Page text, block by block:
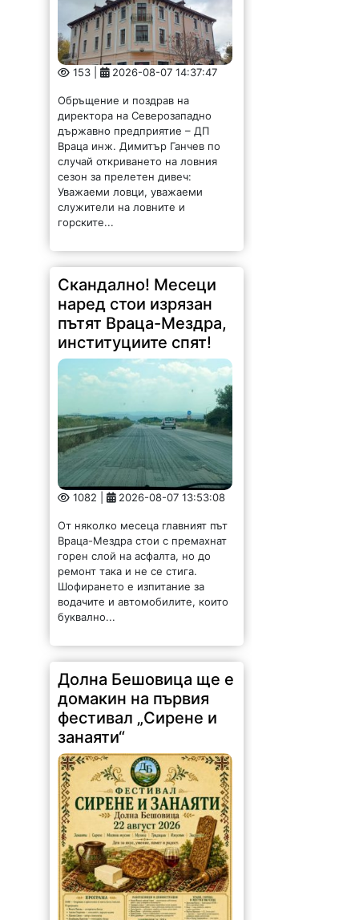
153 | 2026-08-07 14:37:47
Обръщение и поздрав на
директора на Северозападно
Враца инж. Димитър Ганчев по
случай откриването на ловния
сезон за прелетен дивеч:
Уважаеми ловци, уважаеми
служители на ловните и
горските...
наред стои изрязан
пътят Враца-Мездра,
институциите спят!
1082 | 2026-08-07 13:53:08
От няколко месеца главният път
Враца-Мездра стои с премахнат
ремонт така и не се стига.
Шофирането е изпитание за
водачите и автомобилите, които
буквално...
домакин на първия
фестивал „Сирене и
занаяти“